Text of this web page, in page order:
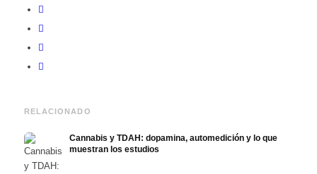
RELACIONADO
Cannabis y TDAH: dopamina, automedición y lo que
muestran los estudios